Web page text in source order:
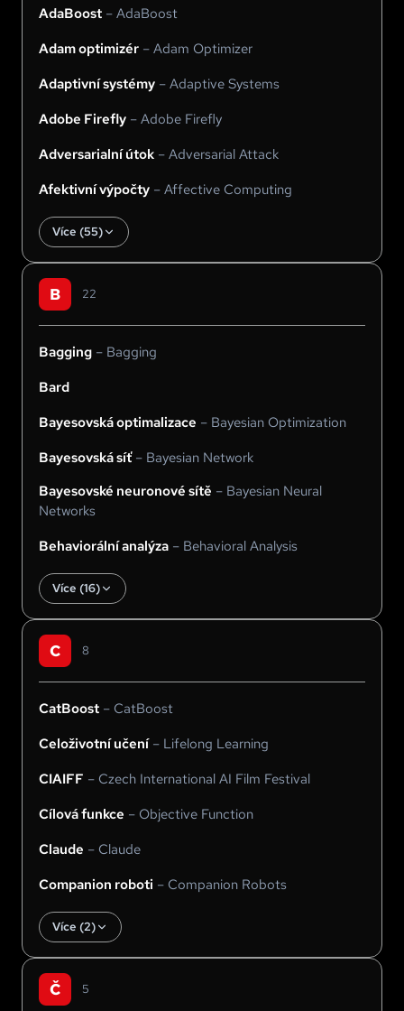
AdaBoost – AdaBoost
Adam optimizér – Adam Optimizer
Adaptivní systémy – Adaptive Systems
Adobe Firefly – Adobe Firefly
Adversarialní útok – Adversarial Attack
Afektivní výpočty – Affective Computing
Více (55)
B 22
Bagging – Bagging
Bard
Bayesovská optimalizace – Bayesian Optimization
Bayesovská síť– Bayesian Network
Bayesovské neuronové sítě – Bayesian Neural
Networks
Behaviorální analýza – Behavioral Analysis
Více (16)
C 8
CatBoost – CatBoost
Celoživotní učení– Lifelong Learning
CIAIFF – Czech International AI Film Festival
Cílová funkce – Objective Function
Claude – Claude
Companion roboti – Companion Robots
Více (2)
Č 5